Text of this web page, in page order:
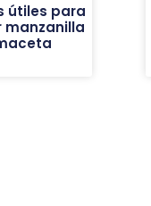
útiles para
manzanilla